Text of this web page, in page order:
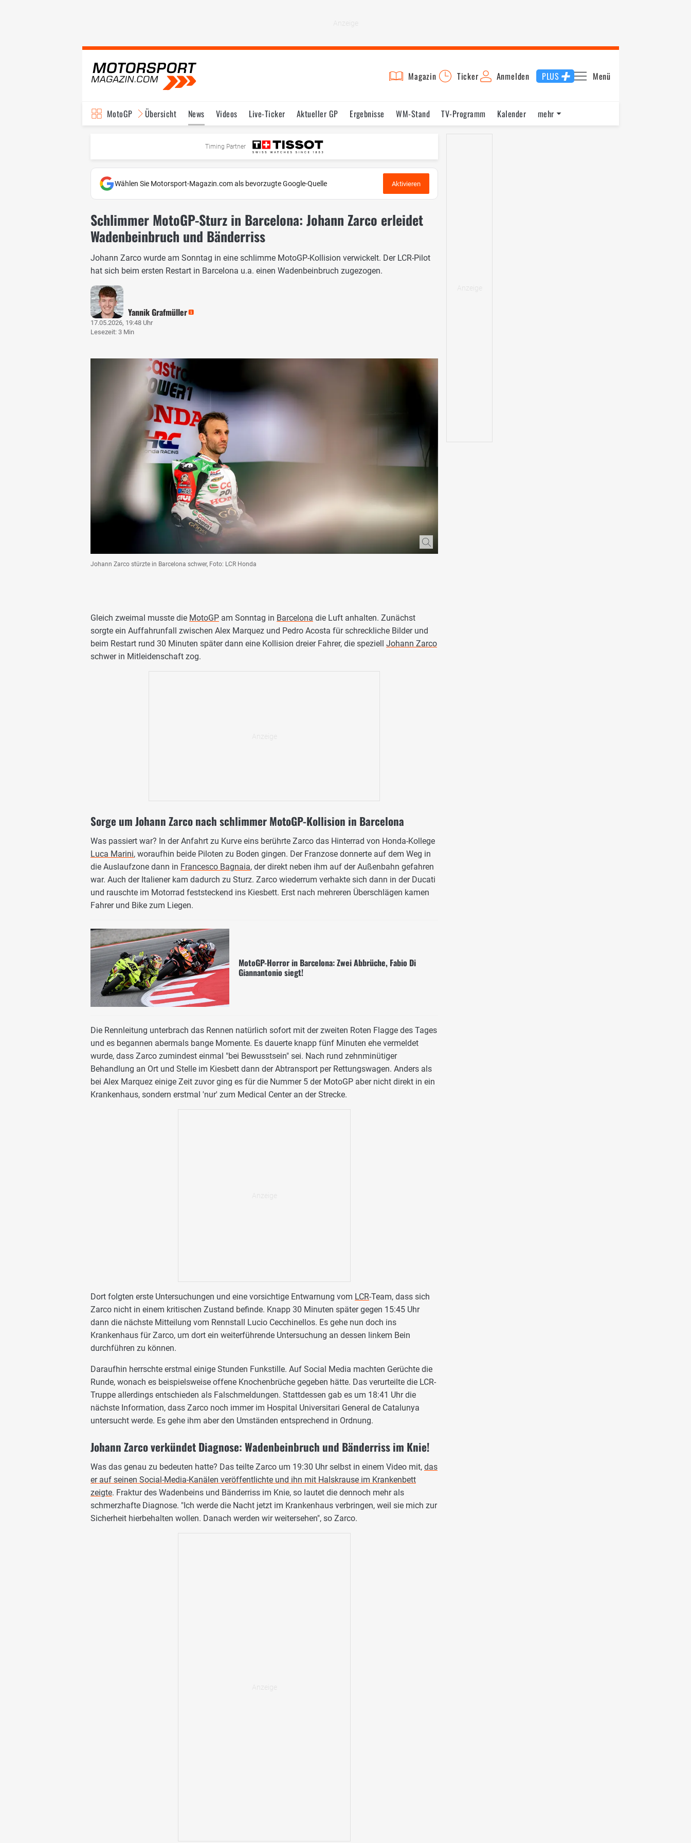
Magazin Ticker Anmelden PLUS Menü
MotoGP Übersicht News Videos Live-Ticker Aktueller GP Ergebnisse WM-Stand TV-Programm
Kalender
Testfahrten Reglement
mehr
Timing Partner
Wählen Sie Motorsport-Magazin.com als bevorzugte Google-Quelle Aktivieren
Schlimmer MotoGP-Sturz in Barcelona: Johann Zarco erleidet
Wadenbeinbruch und Bänderriss
Johann Zarco wurde am Sonntag in eine schlimme MotoGP-Kollision verwickelt. Der LCR-Pilot
hat sich beim ersten Restart in Barcelona u.a. einen Wadenbeinbruch zugezogen.
Yannik Grafmüller
17.05.2026, 19:48 Uhr
Lesezeit: 3 Min
Johann Zarco stürzte in Barcelona schwer, Foto: LCR Honda
Gleich zweimal musste die MotoGP am Sonntag in Barcelona die Luft anhalten. Zunächst
sorgte ein Auffahrunfall zwischen Alex Marquez und Pedro Acosta für schreckliche Bilder und
beim Restart rund 30 Minuten später dann eine Kollision dreier Fahrer, die speziell Johann Zarco
schwer in Mitleidenschaft zog.
Sorge um Johann Zarco nach schlimmer MotoGP-Kollision in Barcelona
Was passiert war? In der Anfahrt zu Kurve eins berührte Zarco das Hinterrad von Honda-Kollege
Luca Marini, woraufhin beide Piloten zu Boden gingen. Der Franzose donnerte auf dem Weg in
die Auslaufzone dann in Francesco Bagnaia, der direkt neben ihm auf der Außenbahn gefahren
war. Auch der Italiener kam dadurch zu Sturz. Zarco wiederrum verhakte sich dann in der Ducati
und rauschte im Motorrad feststeckend ins Kiesbett. Erst nach mehreren Überschlägen kamen
Fahrer und Bike zum Liegen.
MotoGP-Horror in Barcelona: Zwei Abbrüche, Fabio Di
Giannantonio siegt!
Die Rennleitung unterbrach das Rennen natürlich sofort mit der zweiten Roten Flagge des Tages
und es begannen abermals bange Momente. Es dauerte knapp fünf Minuten ehe vermeldet
wurde, dass Zarco zumindest einmal "bei Bewusstsein" sei. Nach rund zehnminütiger
Behandlung an Ort und Stelle im Kiesbett dann der Abtransport per Rettungswagen. Anders als
bei Alex Marquez einige Zeit zuvor ging es für die Nummer 5 der MotoGP aber nicht direkt in ein
Krankenhaus, sondern erstmal 'nur' zum Medical Center an der Strecke.
Dort folgten erste Untersuchungen und eine vorsichtige Entwarnung vom LCR-Team, dass sich
Zarco nicht in einem kritischen Zustand befinde. Knapp 30 Minuten später gegen 15:45 Uhr
dann die nächste Mitteilung vom Rennstall Lucio Cecchinellos. Es gehe nun doch ins
Krankenhaus für Zarco, um dort ein weiterführende Untersuchung an dessen linkem Bein
durchführen zu können.
Daraufhin herrschte erstmal einige Stunden Funkstille. Auf Social Media machten Gerüchte die
Runde, wonach es beispielsweise offene Knochenbrüche gegeben hätte. Das verurteilte die LCR-
Truppe allerdings entschieden als Falschmeldungen. Stattdessen gab es um 18:41 Uhr die
nächste Information, dass Zarco noch immer im Hospital Universitari General de Catalunya
untersucht werde. Es gehe ihm aber den Umständen entsprechend in Ordnung.
Johann Zarco verkündet Diagnose: Wadenbeinbruch und Bänderriss im Knie!
Was das genau zu bedeuten hatte? Das teilte Zarco um 19:30 Uhr selbst in einem Video mit, das
er auf seinen Social-Media-Kanälen veröffentlichte und ihn mit Halskrause im Krankenbett
zeigte. Fraktur des Wadenbeins und Bänderriss im Knie, so lautet die dennoch mehr als
schmerzhafte Diagnose. "Ich werde die Nacht jetzt im Krankenhaus verbringen, weil sie mich zur
Sicherheit hierbehalten wollen. Danach werden wir weitersehen", so Zarco.